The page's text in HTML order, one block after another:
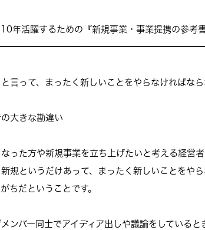
活躍するための『新規事業・事業提携の参考書
言って、 まったく新しいことをやらなければなら
大きな勘違い
った方や新規事業を立ち上げたいと考える経営
規というだけあって、
まったく新しいことをや
ちだということです。
ンバー同士でアイディア出しや議論をしていると